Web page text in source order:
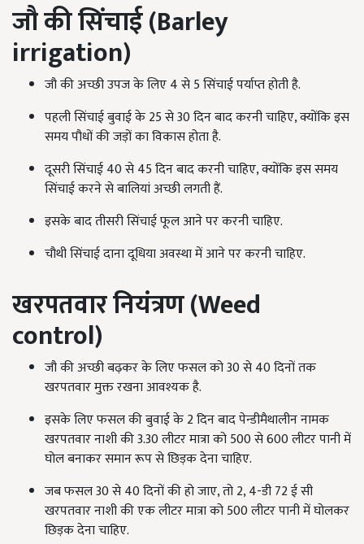
जौ कीसिंचाई (Barley
irrigation)
जौ की अच्छी उपज के लिए 4 से 5 सिंचाई पर्याप्त होती है.
पहली सिंचाई बुवाई के 25 से 30 दिन बाद करनी चाहिए, क्योंकि इस
समय पौधों की जड़ों का विकास होता है.
दूसरी सिंचाई 40 से 45 दिन बाद करनी चाहिए, क्योंकि इस समय
सिंचाई करने से बालियां अच्छी लगती हैं.
इसके बाद तीसरी सिंचाई फूल आने पर करनी चाहिए.
चौथी सिंचाई दाना दूधिया अवस्था में आने पर करनी चाहिए.
खरपतवार नियंत्रण (Weed
control)
जौ की अच्छी बढ़कर के लिए फसल को 30 से 40 दिनों तक
खरपतवार मुक्त रखना आवश्यक है.
इसके लिए फसल की बुवाई के 2 दिन बाद पेन्डीमैथालीन नामक
खरपतवार नाशी की 3.30 लीटर मात्रा को 500 से 600 लीटर पानी में
घोल बनाकर समान रूप से छिड़क देना चाहिए.
जब फसल 30 से 40 दिनों की हो जाए, तो 2, 4-डी 72 ई सी
खरपतवार नाशी की एक लीटर मात्रा को 500 लीटर पानी में घोलकर
छिड़क देना चाहिए.